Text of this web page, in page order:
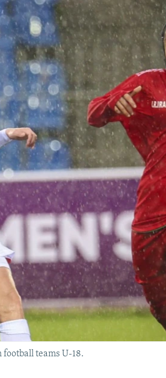
teams U-18.